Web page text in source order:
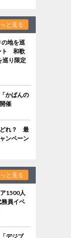
と見る
地を巡
ト 和歌
巡り限定
かばんの
催
どれ？ 最
ンペーン
と見る
1500人
員イベ
デジブ